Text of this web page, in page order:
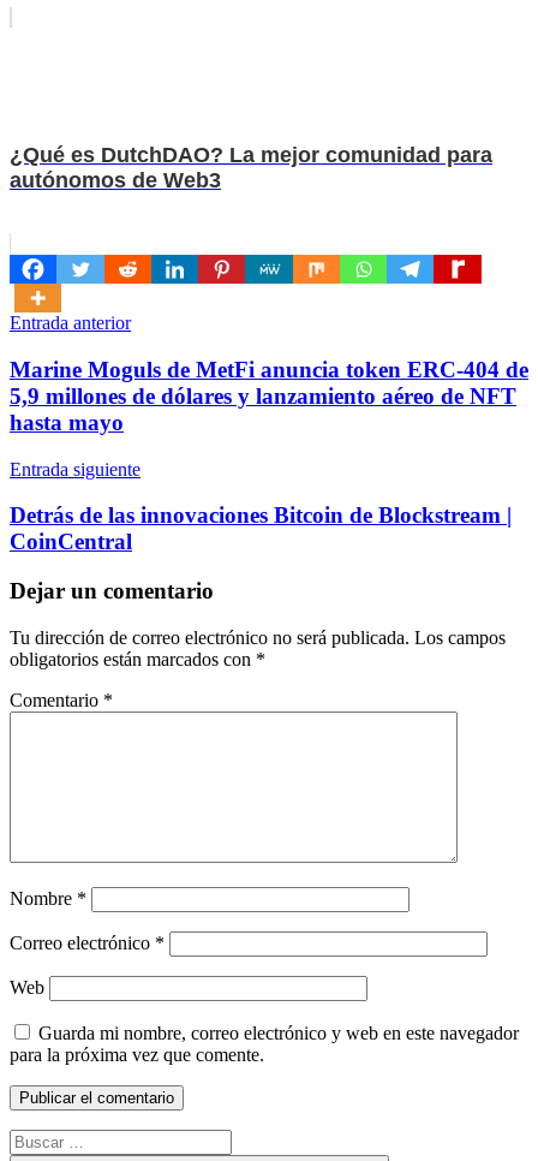
¿Qué es DutchDAO? La mejor comunidad para
autónomos de Web3
Navegación
de
entradas
Entrada anterior
Marine Moguls de MetFi anuncia token ERC-404 de
5,9 millones de dólares y lanzamiento aéreo de NFT
hasta mayo
Entrada siguiente
Detrás de las innovaciones Bitcoin de Blockstream |
CoinCentral
Dejar un comentario
Tu dirección de correo electrónico no será publicada. Los campos
obligatorios están marcados con *
Comentario *
Nombre *
Correo electrónico *
Web
Guarda mi nombre, correo electrónico y web en este navegador
para la próxima vez que comente.
Buscar: